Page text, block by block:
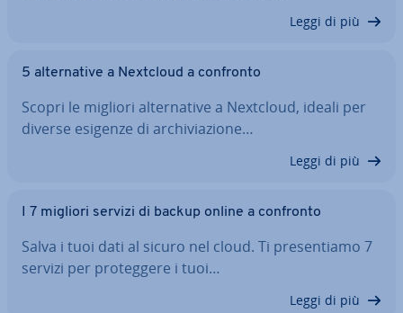
Leggi di più
5 al­ter­na­ti­ve a Nextcloud a confronto
Scopri le migliori al­ter­na­ti­ve a Nextcloud, ideali per
diverse esigenze di ar­chi­via­zio­ne…
Leggi di più
I 7 migliori servizi di backup online a confronto
Salva i tuoi dati al sicuro nel cloud. Ti pre­sen­tia­mo 7
servizi per pro­teg­ge­re i tuoi…
Leggi di più